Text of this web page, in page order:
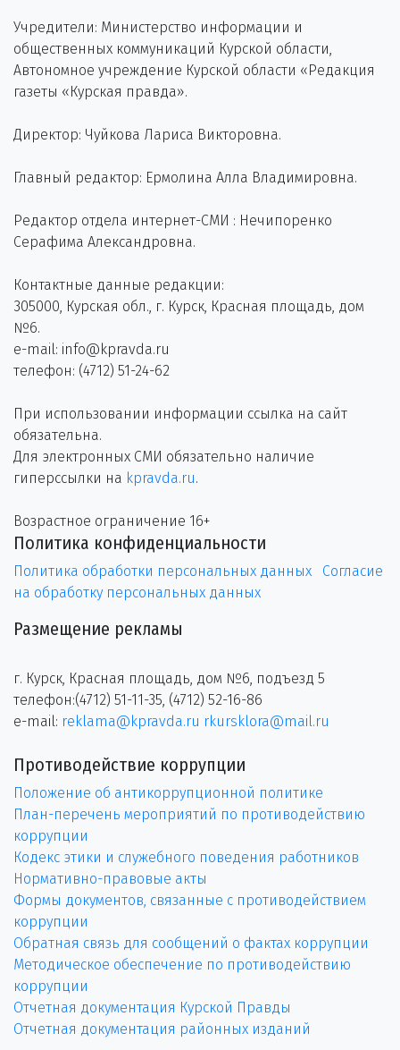
Учредители: Министерство информации и
общественных коммуникаций Курской области,
Автономное учреждение Курской области «Редакция
газеты «Курская правда».
Директор: Чуйкова Лариса Викторовна.
Главный редактор: Ермолина Алла Владимировна.
Редактор отдела интернет-СМИ : Нечипоренко
Серафима Александровна.
Контактные данные редакции:
305000, Курская обл., г. Курск, Красная площадь, дом
№6.
e-mail: info@kpravda.ru
телефон: (4712) 51-24-62
При использовании информации ссылка на сайт
обязательна.
Для электронных СМИ обязательно наличие
гиперссылки на kpravda.ru.
Возрастное ограничение 16+
Политика конфиденциальности
Политика обработки персональных данных
Согласие
на обработку персональных данных
Размещение рекламы
г. Курск, Красная площадь, дом №6, подъезд 5
телефон:(4712) 51-11-35, (4712) 52-16-86
e-mail: reklama@kpravda.ru rkursklora@mail.ru
Противодействие коррупции
Положение об антикоррупционной политике
План-перечень мероприятий по противодействию
коррупции
Кодекс этики и служебного поведения работников
Нормативно-правовые акты
Формы документов, связанные с противодействием
коррупции
Обратная связь для сообщений о фактах коррупции
Методическое обеспечение по противодействию
коррупции
Отчетная документация Курской Правды
Отчетная документация районных изданий